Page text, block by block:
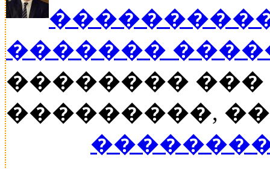
�������
��������
���������,